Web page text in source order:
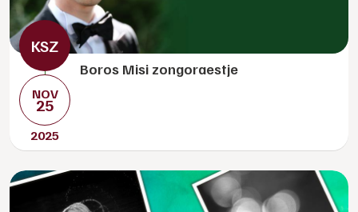
NOV
25
2025
Boros Misi zongoraestje